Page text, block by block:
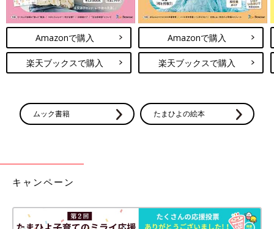
Amazonで購入
楽天ブックスで購入
Amazonで購入
楽天ブックスで購入
ムック書籍 たまひよの絵本
キャンペーン